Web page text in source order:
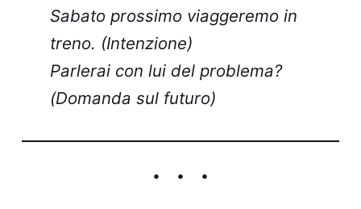
Sabato prossimo viaggeremo in
treno. (Intenzione)
Parlerai con lui del problema?
(Domanda sul futuro)